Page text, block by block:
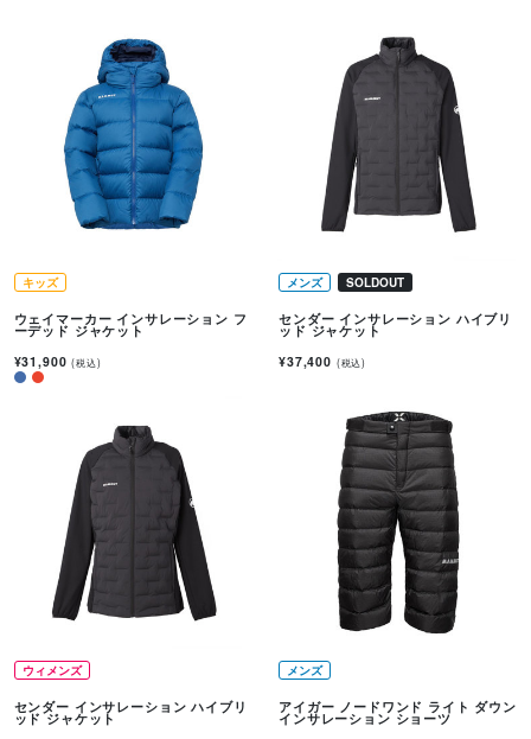
キッズ
ウェイマーカー インサレーション フ
ーデッド ジャケット
¥31,900(税込)
メンズ SOLDOUT
センダー インサレーション ハイブリ
ッド ジャケット
¥37,400 (税込)
ウィメンズ
センダー インサレーション ハイブリ
ッド ジャケット
メンズ
アイガー ノードワンド ライト ダウン
インサレーション ショーツ